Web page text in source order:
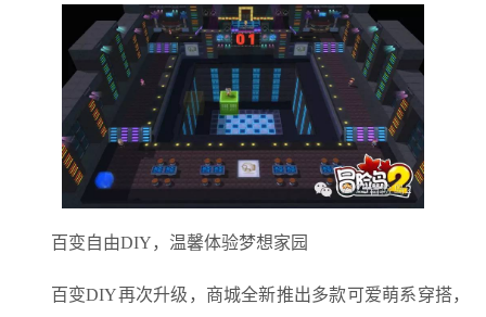
百变自由DIY，温馨体验梦想家园
百变DIY再次升级，商城全新推出多款可爱萌系穿搭，